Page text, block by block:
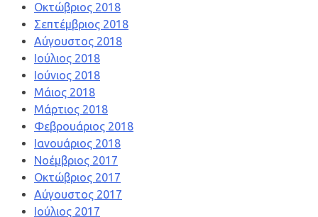
Οκτώβριος 2018
Σεπτέμβριος 2018
Αύγουστος 2018
Ιούλιος 2018
Ιούνιος 2018
Μάιος 2018
Μάρτιος 2018
Φεβρουάριος 2018
Ιανουάριος 2018
Νοέμβριος 2017
Οκτώβριος 2017
Αύγουστος 2017
Ιούλιος 2017